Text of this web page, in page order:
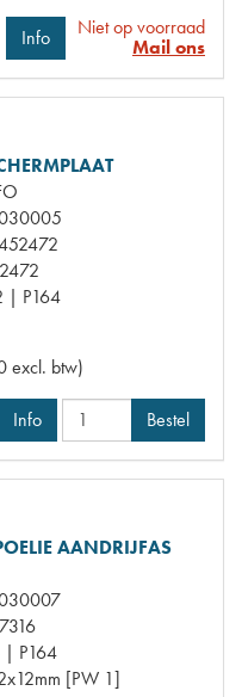
Info
Niet op voorraad
Mail ons
| P164
excl. btw)
Info Bestel
AANDRIJFAS
| P164
[PW 1]